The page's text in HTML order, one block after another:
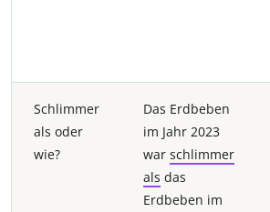
Schlimmer
als oder
wie?
Das Erdbeben
im Jahr 2023
war schlimmer
als das
Erdbeben im